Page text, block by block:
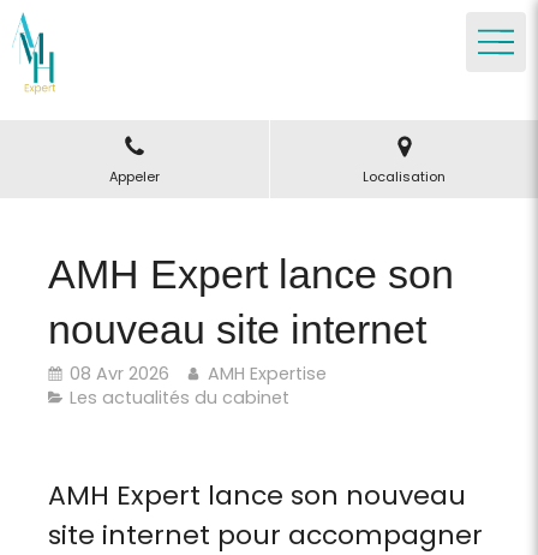
Appeler Localisation
AMH Expert lance son
nouveau site internet
08 Avr 2026
AMH Expertise
Les actualités du cabinet
AMH Expert lance son nouveau
site internet pour accompagner